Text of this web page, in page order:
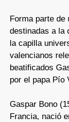
Forma parte de
destinadas a la
la capilla
valencianos
beatificados
por el papa Pío
Gaspar Bono
Francia, nació